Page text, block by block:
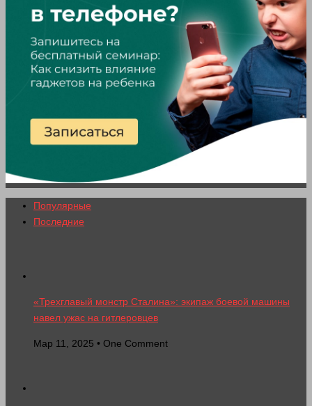
Популярные
Последние
«Трехглавый монстр Сталина»: экипаж боевой машины
навел ужас на гитлеровцев
Мар 11, 2025 • One Comment